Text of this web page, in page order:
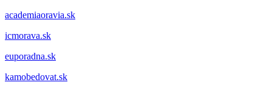
academiaoravia.sk
icmorava.sk
euporadna.sk
kamobedovat.sk